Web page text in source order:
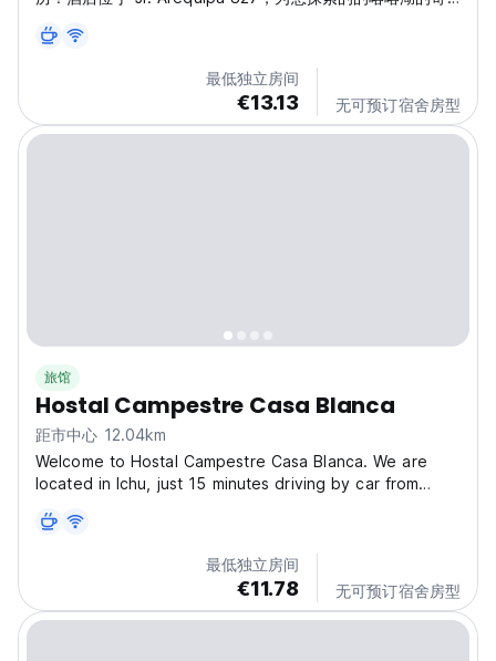
一天的冒险之后，回到一个舒适优雅的空间，专为您的舒适而
设计。如果您正在寻找一个中心位置，Inca Palace
Experiencie 是您放松身心的天堂。如果您想探索秘鲁，您一
定要参观 Inca Palace Experiencie。 我们优越的地理位置
让您可以轻松前往餐厅、商店和城市的主要景点。现在预订，
最低独立房间
€13.13 无可预订宿舍房型
旅馆
Hostal Campestre Casa Blanca
距市中心 12.04km
Welcome to Hostal Campestre Casa Blanca. We are
located in Ichu, just 15 minutes driving by car from
station. We offer comfortable accommodation services,
with beautiful views, a few meters from Titicaca...
最低独立房间
€11.78 无可预订宿舍房型